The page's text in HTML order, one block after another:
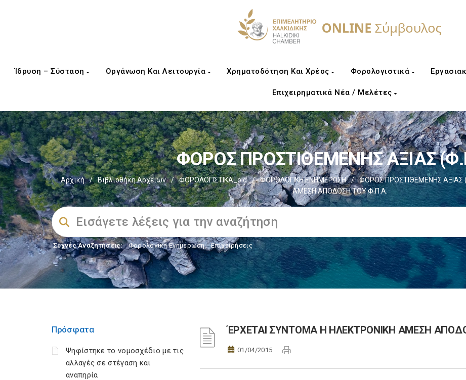
Ίδρυση – Σύσταση Οργάνωση Και Λειτουργία Χρηματοδότηση Και Χρέος Φορολογιστικά
Επιχειρηματικά Νέα / Μελέτες
ΦΟΡΟΣ ΠΡΟΣΤΙΘΕΜΕΝΗΣ ΑΞΙΑΣ
Αρχική / Βιβλιοθήκη Αρχείων / ΦΟΡΟΛΟΓΙΣΤΙΚΑ_old / ΦΟΡΟΛΟΓΙΚΗ ΕΝΗΜΕΡΩΣΗ / ΦΟΡΟΣ ΠΡΟΣΤΙΘΕΜΕΝΗΣ ΑΞΙΑΣ
ΑΜΕΣΗ ΑΠΟΔΟΣΗ ΤΟΥ Φ.Π.Α.
Συχνές Αναζητήσεις: Φορολογικη Ενημέρωση, Επιχειρήσεις
Πρόσφατα
Ψηφίστηκε το νομοσχέδιο με τις
αλλαγές σε στέγαση και
αναπηρία
ΈΡΧΕΤΑΙ ΣΥΝΤΟΜΑ Η ΗΛΕΚΤΡΟΝΙΚΗ ΑΜΕΣΗ
01/04/2015